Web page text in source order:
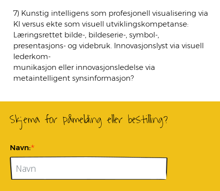
7) Kunstig intelligens som profesjonell visualisering via
KI versus ekte som visuell utviklingskompetanse:
Læringsrettet bilde-, bildeserie-, symbol-,
presentasjons- og videbruk. Innovasjonslyst via visuell
lederkom-
munikasjon eller innovasjonsledelse via
metaintelligent synsinformasjon?
Skjema for påmelding eller bestilling?
Navn:*